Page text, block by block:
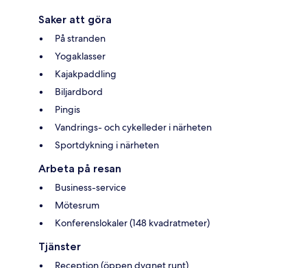
Saker att göra
På stranden
Yogaklasser
Kajakpaddling
Biljardbord
Pingis
Vandrings- och cykelleder i närheten
Sportdykning i närheten
Arbeta på resan
Business-service
Mötesrum
Konferenslokaler (148 kvadratmeter)
Tjänster
Reception (öppen dygnet runt)